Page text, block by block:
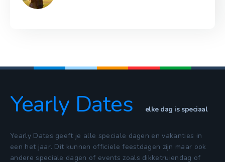
Yearly Dates elke dag is speciaal
Yearly Dates geeft je alle speciale dagen en vakanties in
een het jaar. Dit kunnen officiele feestdagen zijn maar ook
andere speciale dagen of events zoals dikketruiendag of